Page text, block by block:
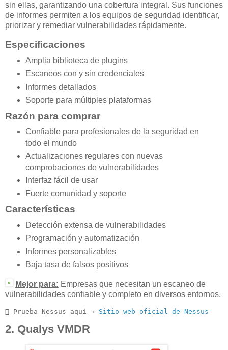
sin ellas, garantizando una cobertura integral. Sus funciones
de informes permiten a los equipos de seguridad identificar,
priorizar y remediar vulnerabilidades rápidamente.
Especificaciones
Amplia biblioteca de plugins
Escaneos con y sin credenciales
Informes detallados
Soporte para múltiples plataformas
Razón para comprar
Confiable para profesionales de la seguridad en
todo el mundo
Actualizaciones regulares con nuevas
comprobaciones de vulnerabilidades
Interfaz fácil de usar
Fuerte comunidad y soporte
Características
Detección extensa de vulnerabilidades
Programación y automatización
Informes personalizables
Baja tasa de falsos positivos
Mejor para: Empresas que necesitan un escaneo de
vulnerabilidades confiable y completo en diversos entornos.
 Prueba Nessus aquí → Sitio web oficial de Nessus
2. Qualys VMDR